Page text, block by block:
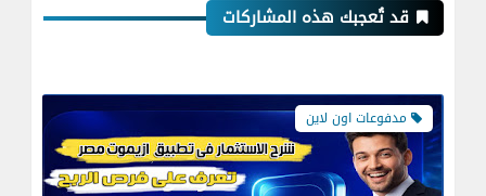
قد تُعجبك هذه المشاركات
مدفوعات اون لاين